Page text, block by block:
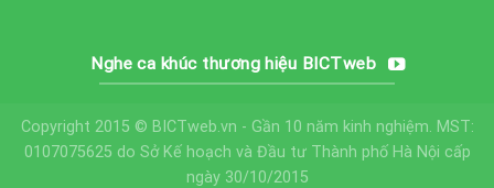
Nghe ca khúc thương hiệu BICTweb
Copyright 2015 © BICTweb.vn - Gần 10 năm kinh nghiệm. MST:
0107075625 do Sở Kế hoạch và Đầu tư Thành phố Hà Nội cấp
ngày 30/10/2015